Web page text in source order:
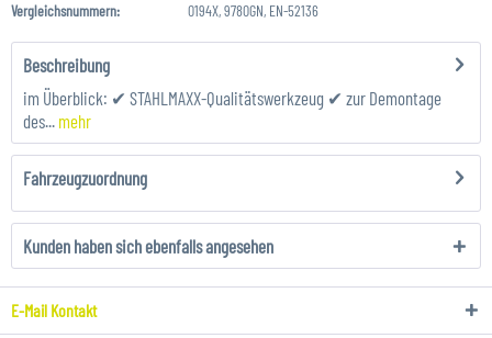
Vergleichsnummern:
0194X, 9780GN, EN-52136
Beschreibung
im Überblick: ✔ STAHLMAXX-Qualitätswerkzeug ✔ zur Demontage
des... mehr
Fahrzeugzuordnung
Kunden haben sich ebenfalls angesehen
E-Mail Kontakt